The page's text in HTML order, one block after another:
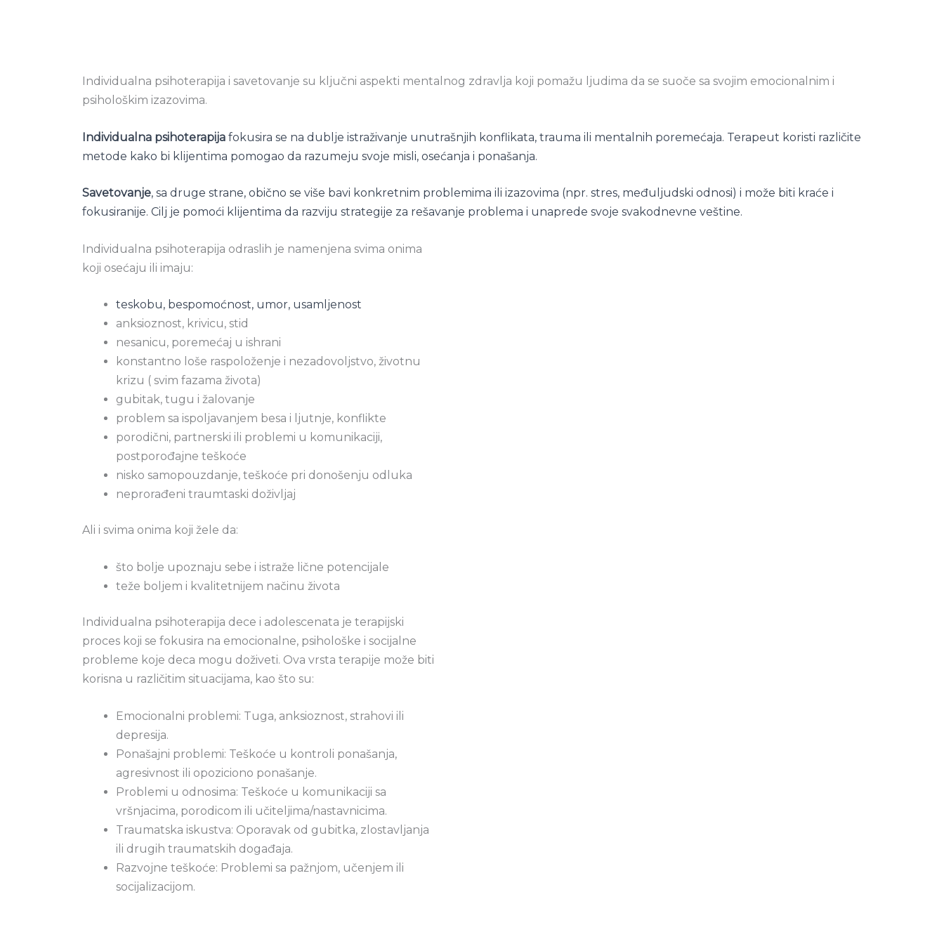
Individualna psihoterapija i savetovanje su ključni aspekti mentalnog zdravlja koji pomažu ljudima da se suoče sa svojim emocionalnim i
psihološkim izazovima.
Individualna psihoterapija fokusira se na dublje istraživanje unutrašnjih konflikata, trauma ili mentalnih poremećaja. Terapeut koristi različite
metode kako bi klijentima pomogao da razumeju svoje misli, osećanja i ponašanja.
Savetovanje, sa druge strane, obično se više bavi konkretnim problemima ili izazovima (npr. stres, međuljudski odnosi) i može biti kraće i
fokusiranije. Cilj je pomoći klijentima da razviju strategije za rešavanje problema i unaprede svoje svakodnevne veštine.
Individualna psihoterapija odraslih je namenjena svima onima
koji osećaju ili imaju:
teskobu, bespomoćnost, umor, usamljenost
anksioznost, krivicu, stid
nesanicu, poremećaj u ishrani
konstantno loše raspoloženje i nezadovoljstvo, životnu
krizu ( svim fazama života)
gubitak, tugu i žalovanje
problem sa ispoljavanjem besa i ljutnje, konflikte
porodični, partnerski ili problemi u komunikaciji,
postporođajne teškoće
nisko samopouzdanje, teškoće pri donošenju odluka
neprorađeni traumtaski doživljaj
Ali i svima onima koji žele da:
što bolje upoznaju sebe i istraže lične potencijale
teže boljem i kvalitetnijem načinu života
Individualna psihoterapija dece i adolescenata je terapijski
proces koji se fokusira na emocionalne, psihološke i socijalne
probleme koje deca mogu doživeti. Ova vrsta terapije može biti
korisna u različitim situacijama, kao što su:
Emocionalni problemi: Tuga, anksioznost, strahovi ili
depresija.
Ponašajni problemi: Teškoće u kontroli ponašanja,
agresivnost ili opoziciono ponašanje.
Problemi u odnosima: Teškoće u komunikaciji sa
vršnjacima, porodicom ili učiteljima/nastavnicima.
Traumatska iskustva: Oporavak od gubitka, zlostavljanja
ili drugih traumatskih događaja.
Razvojne teškoće: Problemi sa pažnjom, učenjem ili
socijalizacijom.